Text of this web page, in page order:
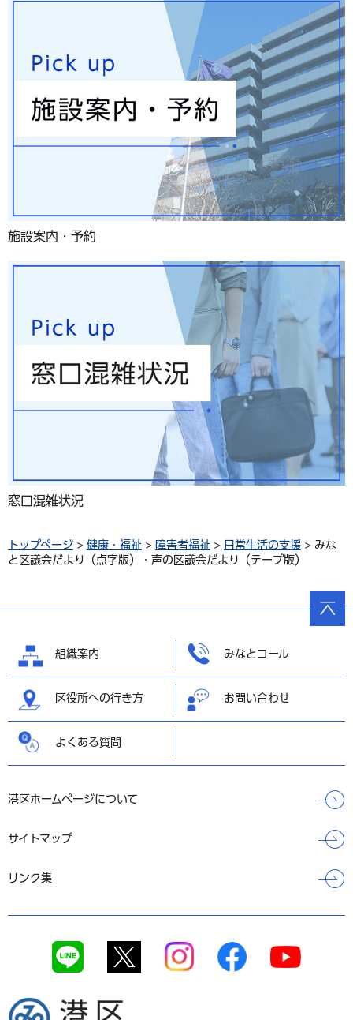
施設案内・予約
窓口混雑状況
トップページ > 健康・福祉 > 障害者福祉 > 日常生活の支援 > みな
と区議会だより（点字版）・声の区議会だより（テープ版）
組織案内 みなとコール
区役所への行き方 お問い合わせ
よくある質問
港区ホームページについて
サイトマップ
リンク集
港区
ページ
の先頭